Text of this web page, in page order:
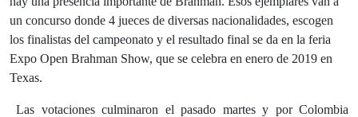
un concurso donde 4 jueces de diversas nacionalidades, escogen
los finalistas del campeonato y el resultado final se da en la feria
Expo Open Brahman Show, que se celebra en enero de 2019 en
Texas.
Las votaciones culminaron el pasado martes y por Colombia